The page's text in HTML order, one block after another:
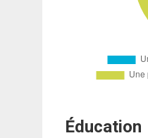
Éducation